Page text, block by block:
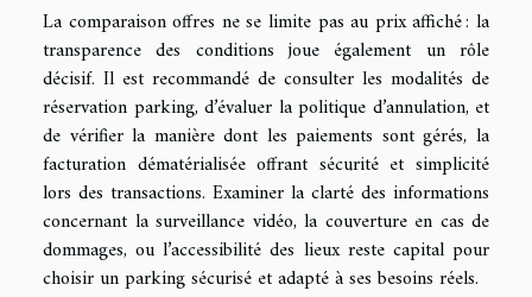
La comparaison offres ne se limite pas au prix affiché : la
transparence des conditions joue également un rôle
décisif. Il est recommandé de consulter les modalités de
réservation parking, d’évaluer la politique d’annulation, et
de vérifier la manière dont les paiements sont gérés, la
facturation dématérialisée offrant sécurité et simplicité
lors des transactions. Examiner la clarté des informations
concernant la surveillance vidéo, la couverture en cas de
dommages, ou l’accessibilité des lieux reste capital pour
choisir un parking sécurisé et adapté à ses besoins réels.